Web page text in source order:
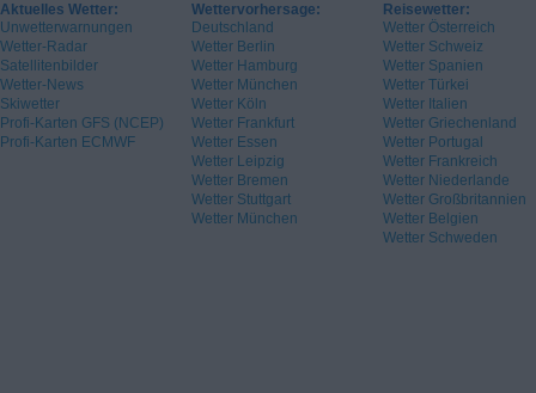
Aktuelles Wetter:
Unwetterwarnungen
Wetter-Radar
Satellitenbilder
Wetter-News
Skiwetter
Profi-Karten GFS (NCEP)
Profi-Karten ECMWF
Wettervorhersage:
Deutschland
Wetter Berlin
Wetter Hamburg
Wetter München
Wetter Köln
Wetter Frankfurt
Wetter Essen
Wetter Leipzig
Wetter Bremen
Wetter Stuttgart
Wetter München
Reisewetter:
Wetter Österreich
Wetter Schweiz
Wetter Spanien
Wetter Türkei
Wetter Italien
Wetter Griechenland
Wetter Portugal
Wetter Frankreich
Wetter Niederlande
Wetter Großbritannien
Wetter Belgien
Wetter Schweden